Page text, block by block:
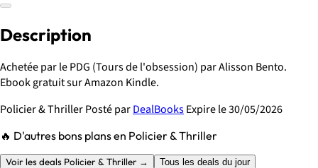
Description
Achetée par le PDG (Tours de l'obsession) par Alisson Bento.
Ebook gratuit sur Amazon Kindle.
Policier & ThrillerPosté parDealBooksExpire le 30/05/2026
🔥 D'autres bons plans en Policier & Thriller
Voir les deals Policier & Thriller → Tous les deals du jour